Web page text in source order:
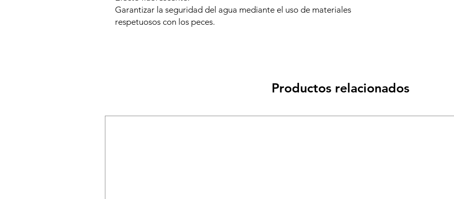
Garantizar la seguridad del agua mediante el uso de materiales
respetuosos con los peces.
Productos relacionados